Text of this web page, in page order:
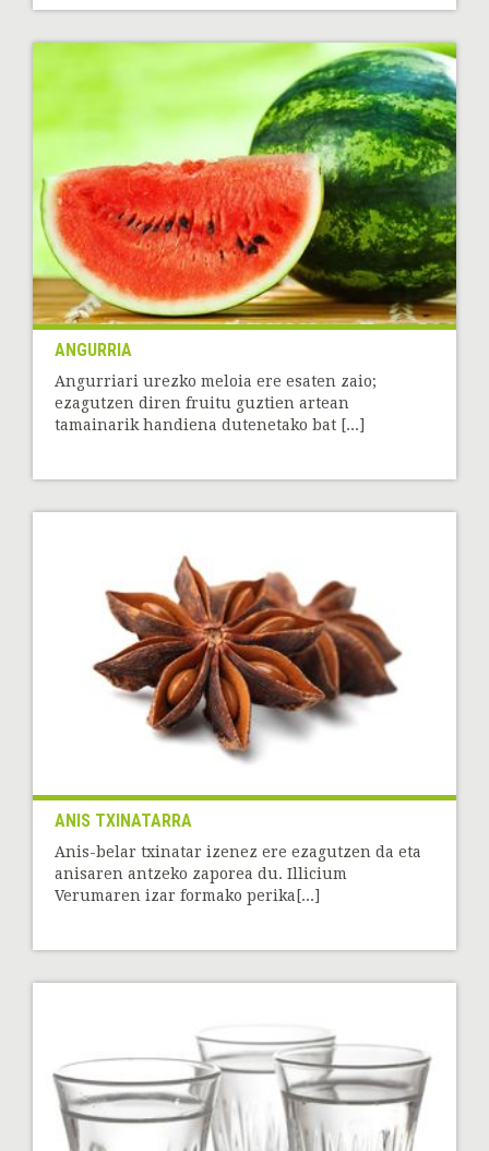
ANGURRIA
Angurriari urezko meloia ere esaten zaio;
ezagutzen diren fruitu guztien artean
tamainarik handiena dutenetako bat [...]
ANIS TXINATARRA
Anis-belar txinatar izenez ere ezagutzen da eta
anisaren antzeko zaporea du. Illicium
Verumaren izar formako perika[...]